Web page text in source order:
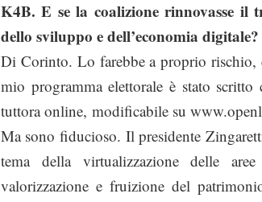
K4B. E se la coalizione rinnovasse il
dello sviluppo e dell’economia digitale?
Di Corinto. Lo farebbe a proprio rischio,
mio programma elettorale è stato
tuttora online, modificabile su
Ma sono fiducioso. Il presidente
tema della virtualizzazione delle
valorizzazione e fruizione del